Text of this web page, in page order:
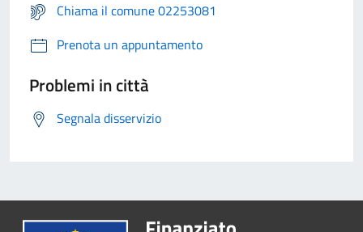
Chiama il comune 02253081
Prenota un appuntamento
Problemi in città
Segnala disservizio